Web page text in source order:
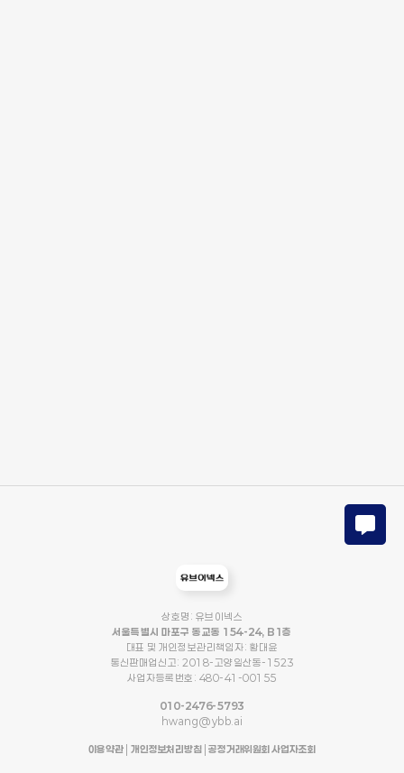
상호명: 유브이넥스
서울특별시 마포구 동교동 154-24, B1층
대표 및 개인정보관리책임자: 황대윤
통신판매업신고: 2018-고양일산동-1523
사업자등록번호: 480-41-00155
010-2476-5793
hwang@ybb.ai
이용약관|개인정보처리방침 공정거래위원회 사업자조회